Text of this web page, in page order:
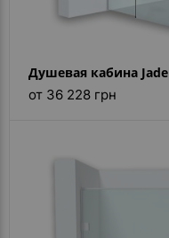
Душевая кабина Jade
от 36 228 грн